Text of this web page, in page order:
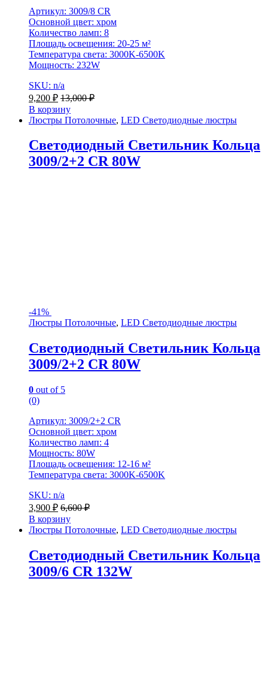
Артикул: 3009/8 CR
Основной цвет: хром
Количество ламп: 8
Площадь освещения: 20-25 м²
Температура света: 3000K-6500K
Мощность: 232W
SKU: n/a
9,200 ₽ 13,000₽
В корзину
Люстры Потолочные, LED Светодиодные люстры
Светодиодный Светильник Кольца
3009/2+2 CR 80W
-41%
Люстры Потолочные, LED Светодиодные люстры
Светодиодный Светильник Кольца
3009/2+2 CR 80W
0 out of 5
(0)
Артикул: 3009/2+2 CR
Основной цвет: хром
Количество ламп: 4
Мощность: 80W
Площадь освещения: 12-16 м²
Температура света: 3000K-6500K
SKU: n/a
3,900 ₽ 6,600₽
В корзину
Люстры Потолочные, LED Светодиодные люстры
Светодиодный Светильник Кольца
3009/6 CR 132W